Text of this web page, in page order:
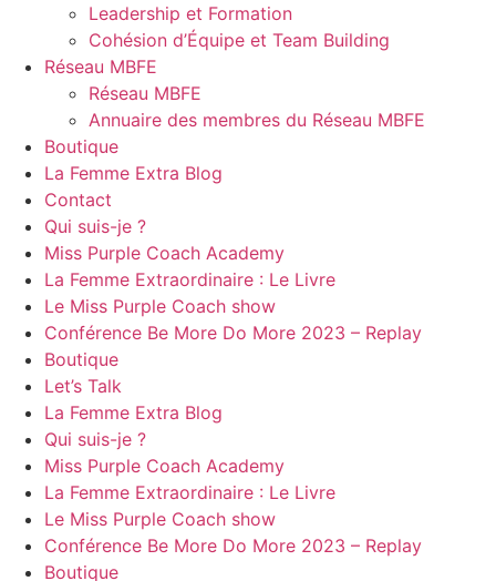
Leadership et Formation
Cohésion d’Équipe et Team Building
Réseau MBFE
Réseau MBFE
Annuaire des membres du Réseau MBFE
Boutique
La Femme Extra Blog
Contact
Qui suis-je ?
Miss Purple Coach Academy
La Femme Extraordinaire : Le Livre
Le Miss Purple Coach show
Conférence Be More Do More 2023 – Replay
Boutique
Let’s Talk
La Femme Extra Blog
Qui suis-je ?
Miss Purple Coach Academy
La Femme Extraordinaire : Le Livre
Le Miss Purple Coach show
Conférence Be More Do More 2023 – Replay
Boutique